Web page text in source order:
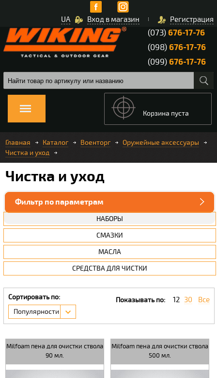
Вход в магазин Регистрация
UA
(073)676-17-76
(098)676-17-76
(099)676-17-76
Корзина пуста
Главная Каталог Военторг
Оружейные аксессуары
Чистка и уход
Чистка и уход
Фильтр по параметрам
НАБОРЫ
СМАЗКИ
МАСЛА
СРЕДСТВА ДЛЯ ЧИСТКИ
Сортировать по:
Популярности
Показывать по: 12 30 Все
Milfoam пена для очистки ствола
90 мл.
Milfoam пена для очистки ствола
500 мл.